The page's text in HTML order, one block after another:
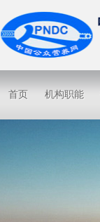
首页 机构职能